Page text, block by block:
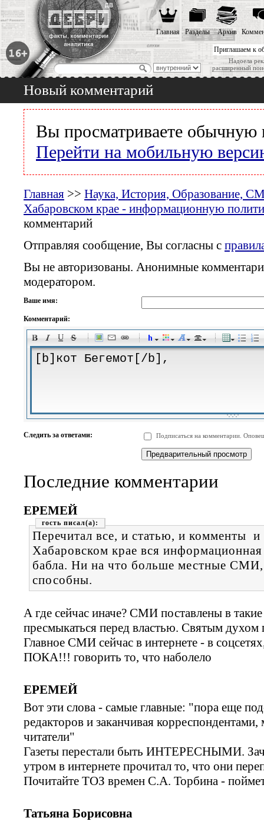
Приглашаем к
Надоела
расширенный
Главная Разделы Архив
Новый комментарий
Вы просматриваете обычную
Перейти на мобильную
Главная >> Наука, История, Образование,
Хабаровском крае - информационную
комментарий
Отправляя сообщение, Вы согласны с
Вы не авторизованы. Анонимные
модератором.
Ваше имя:
Комментарий:
-
-
-
-
-
-
-
-
-
-
-
-
-
-
-
-
-
Следить за ответами: Подписаться на комментарии.
Последние комментарии
ЕРЕМЕЙ
гость
Перечитал все, и статью, и комменты
Хабаровском крае вся
бабла. Ни на что больше местные
способны.
А где сейчас иначе? СМИ поставлены в
пресмыкаться перед властью. Святым духом
Главное СМИ сейчас в интернете - в
ПОКА!!! говорить то, что наболело
ЕРЕМЕЙ
Вот эти слова - самые главные: "пора еще
редакторов и заканчивая
читатели"
Газеты перестали быть ИНТЕРЕСНЫМИ.
утром в интернете прочитал то, что они
Почитайте ТОЗ времен С.А. Торбина -
Татьяна Борисовна